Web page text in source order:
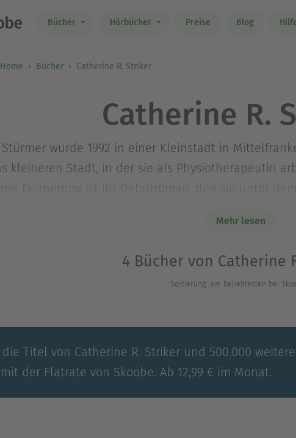
Bücher Hörbücher Preise Blog
Home Bücher Catherine R. Striker
Catherine R.
wurde 1992 in einer Kleinstadt in
kleineren Stadt, in der sie als Physiotherapeutin
Erinnerung ist ihr Debütroman, den sie unter
zur Autorin finden Sie auch auf ihrer
Mehr lesen
4 Bücher von Catherine
Sortierung: am beliebtesten bei
die Titel von Catherine R. Striker und 500.000
mit der Flatrate von Skoobe. Ab 12,99 € im Monat.